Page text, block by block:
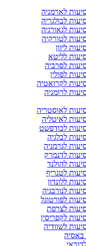
לארמניה
לבולגריה
לגאורגיה
לטורקיה
ליוון
לליטא
לסרביה
לפולין
לקרואטיה
לרומניה
לאוסטריה
לאיטליה
לבודפשט
לבלגיה
לגרמניה
לדנמרק
להולנד
לטנריף
ללונדון
לנורבגיה
לפורטוגל
לצרפת
לקפריסין
לשוודיה
באסיה